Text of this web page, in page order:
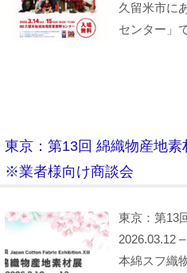
久留米市に
センター」
東京：第13回 綿織物産地
※業者様向け商談会
東京：第13
2026.03.12
本綿スフ織